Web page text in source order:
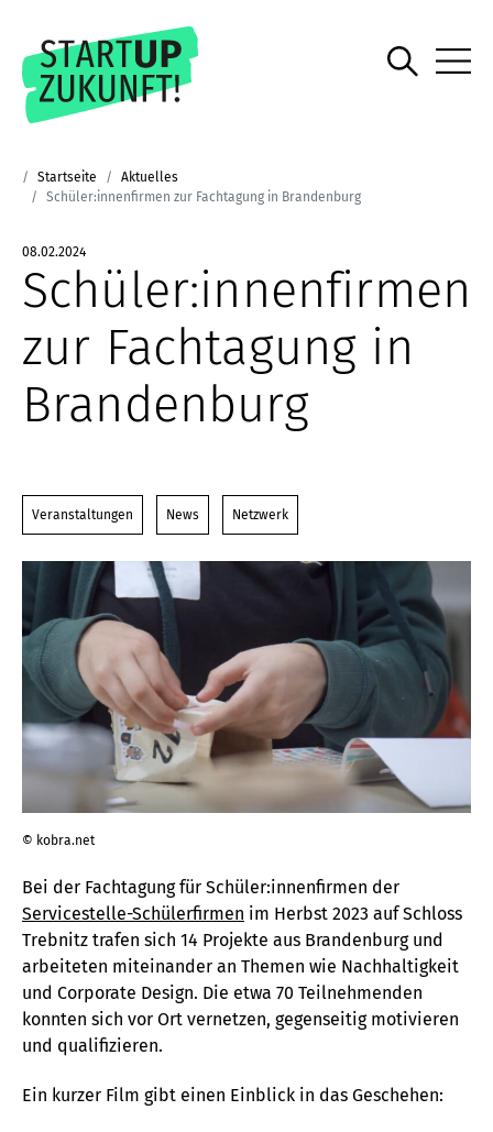
Startseite
Aktuelles
Schüler:innenfirmen zur Fachtagung in Brandenburg
08.02.2024
Schüler:innenfirmen
zur Fachtagung in
Brandenburg
Veranstaltungen News Netzwerk
© kobra.net
Bei der Fachtagung für Schüler:innenfirmen der
Servicestelle-Schülerfirmen im Herbst 2023 auf Schloss
Trebnitz trafen sich 14 Projekte aus Brandenburg und
arbeiteten miteinander an Themen wie Nachhaltigkeit
und Corporate Design. Die etwa 70 Teilnehmenden
konnten sich vor Ort vernetzen, gegenseitig motivieren
und qualifizieren.
Ein kurzer Film gibt einen Einblick in das Geschehen: